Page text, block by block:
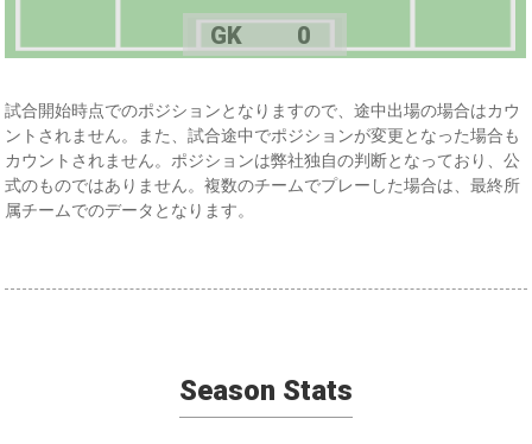
GK 0
試合開始時点でのポジションとなりますので、途中出場の場合はカウ
ントされません。また、試合途中でポジションが変更となった場合も
カウントされません。ポジションは弊社独自の判断となっており、公
式のものではありません。複数のチームでプレーした場合は、最終所
属チームでのデータとなります。
Season Stats